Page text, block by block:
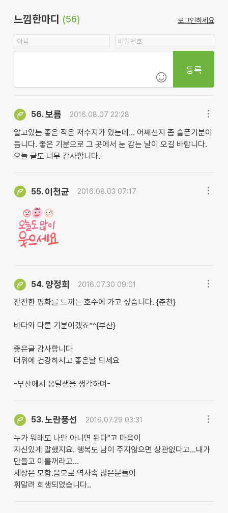
느낌한마디 (56) 로그인하세요
등록
56.보름 2016.08.07 22:28
알고있는 좋은 작은 저수지가 있는데... 어째선지 좀 슬픈기분이
듭니다. 좋은 기분으로 그 곳에서 눈 감는 날이 오길 바랍니다.
오늘 글도 너무 감사합니다.
55. 이천균 2016.08.03 07:17
54.양정희 2016.07.30 09:01
잔잔한 평화를 느끼는 호수에 가고 싶습니다. {춘천}
바다와 다른 기분이겠죠^^{부산}
좋은글 감사합니다
더위에 건강하시고 좋은날 되세요
-부산에서 옹달샘을 생각하며-
53.노란풍선 2016.07.29 03:31
누가 뭐래도 나만 아니면 된다"고 마음이
자신있게 말했지요. 행복도 남이 주지않으면 상관없다고...내가
만들고 이룰꺼라고...
세상은 모함.음모로 역사속 많은분들이
휘말려 희생되었습니다..